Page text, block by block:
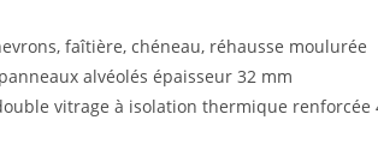
faîtière, chéneau, réhausse moulurée
alvéolés épaisseur 32 mm
vitrage à isolation thermique renforcée